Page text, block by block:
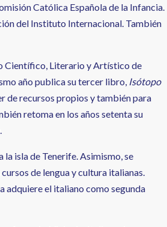
Católica Española de la Infancia.
del Instituto Internacional. También
Científico, Literario y Artístico de
año publica su tercer libro, Isótopo
de recursos propios y también para
retoma en los años setenta su
la isla de Tenerife. Asimismo, se
de lengua y cultura italianas.
adquiere el italiano como segunda